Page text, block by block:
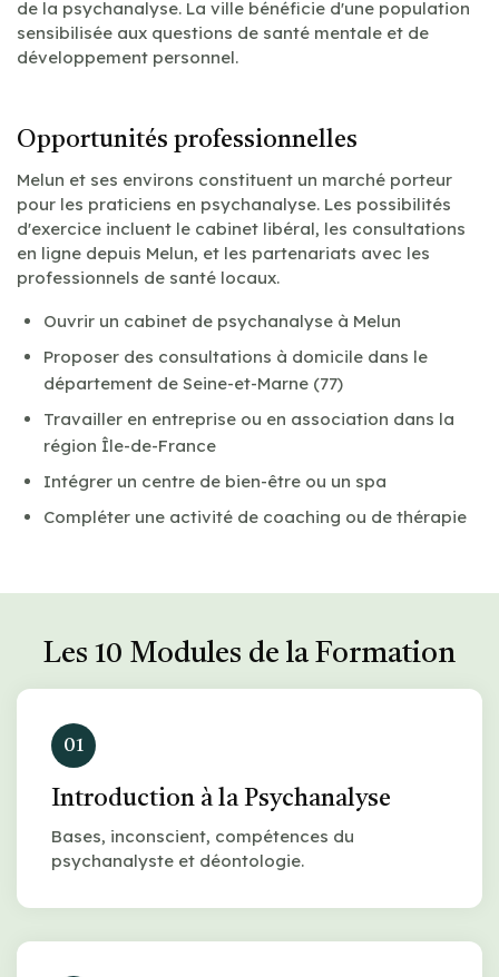
de la psychanalyse. La ville bénéficie d'une population
sensibilisée aux questions de santé mentale et de
développement personnel.
Opportunités professionnelles
Melun et ses environs constituent un marché porteur
pour les praticiens en psychanalyse. Les possibilités
d'exercice incluent le cabinet libéral, les consultations
en ligne depuis Melun, et les partenariats avec les
professionnels de santé locaux.
Ouvrir un cabinet de psychanalyse à Melun
Proposer des consultations à domicile dans le
département de Seine-et-Marne (77)
Travailler en entreprise ou en association dans la
région Île-de-France
Intégrer un centre de bien-être ou un spa
Compléter une activité de coaching ou de thérapie
Les 10 Modules de la Formation
01
Introduction à la Psychanalyse
Bases, inconscient, compétences du
psychanalyste et déontologie.